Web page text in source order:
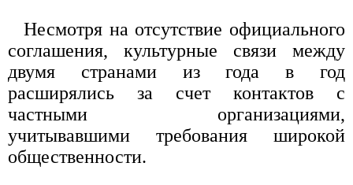
Несмотря на отсутствие официального
соглашения, культурные связи между
двумя странами из года в год
расширялись за счет контактов с
частными организациями,
учитывавшими требования широкой
общественности.